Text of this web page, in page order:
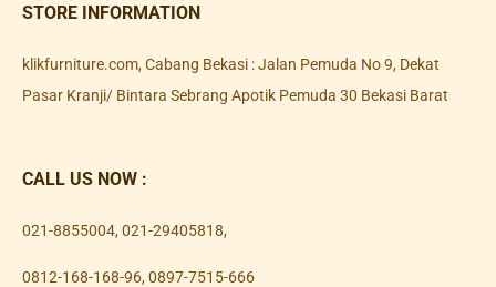
STORE INFORMATION
klikfurniture.com, Cabang Bekasi : Jalan Pemuda No 9, Dekat
Pasar Kranji/ Bintara Sebrang Apotik Pemuda 30 Bekasi Barat
CALL US NOW :
021-8855004, 021-29405818,
0812-168-168-96, 0897-7515-666